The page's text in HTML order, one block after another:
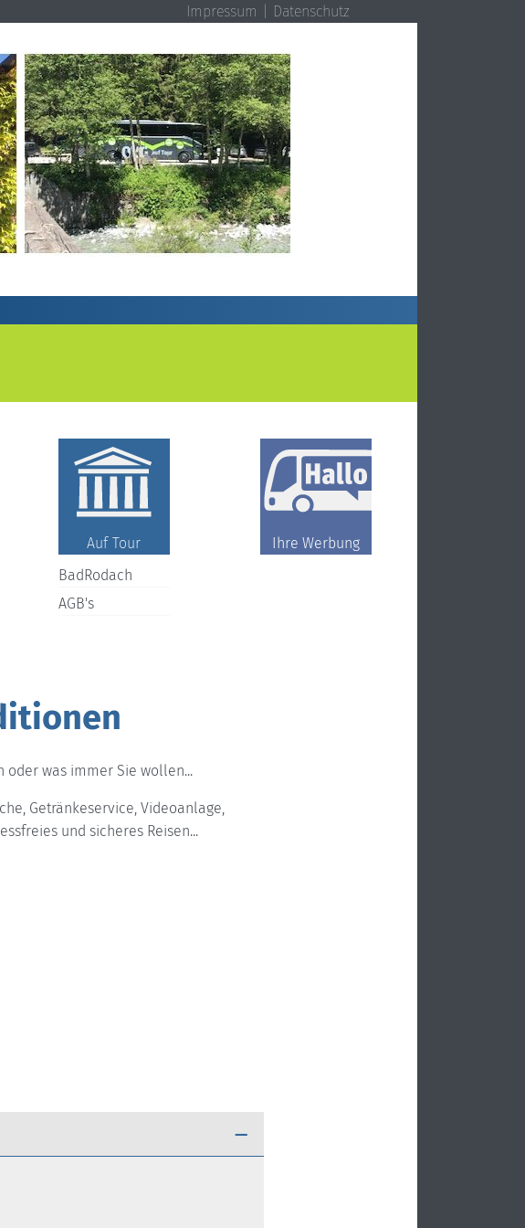
Impressum Datenschutz
Auf Tour
BadRodach
AGB's
Ihre Werbung
oder was immer Sie wollen...
Getränkeservice, Videoanlage,
und sicheres Reisen...